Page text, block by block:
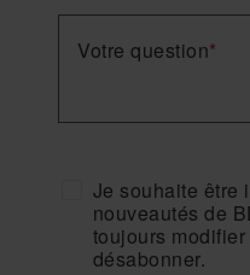
*
Votre question
Je souhaite être
nouveautés de
toujours
désabonner.